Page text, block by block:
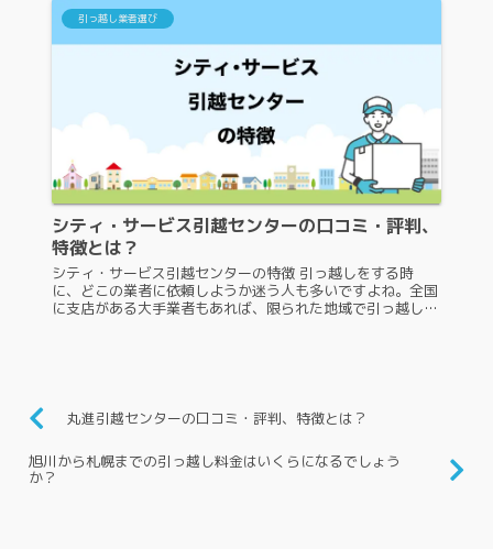
引っ越し業者選び
シティ・サービス引越センターの口コミ・評判、
特徴とは？
シティ・サービス引越センターの特徴 引っ越しをする時
に、どこの業者に依頼しようか迷う人も多いですよね。全国
に支店がある大手業者もあれば、限られた地域で引っ越しを
丸進引越センターの口コミ・評判、特徴とは？
旭川から札幌までの引っ越し料金はいくらになるでしょう
か？